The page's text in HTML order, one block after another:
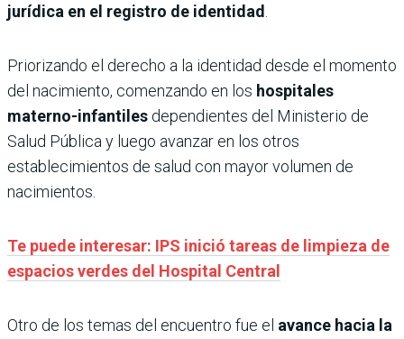
jurídica en el registro de identidad
Priorizando el derecho a la identidad desde el momento
del nacimiento, comenzando en los hospitales
materno-infantiles dependientes del Ministerio de
Salud Pública y luego avanzar en los otros
establecimientos de salud con mayor volumen de
nacimientos.
Te puede interesar: IPS inició tareas de limpieza de
espacios verdes del Hospital Central
Otro de los temas del encuentro fue el avance hacia la